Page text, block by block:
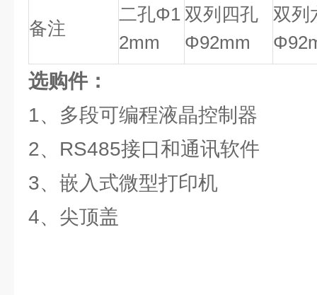
备注
二孔Φ1
2mm
双列四孔
Φ92mm
双列
选购件：
1、多段可编程液晶控制器
2、RS485接口和通讯软件
3、嵌入式微型打印机
4、尖顶盖